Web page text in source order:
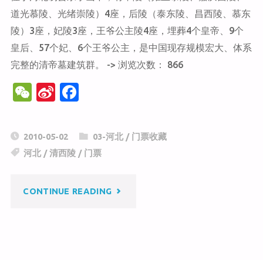
道光慕陵、光绪崇陵）4座，后陵（泰东陵、昌西陵、慕东
陵）3座，妃陵3座，王爷公主陵4座，埋葬4个皇帝、9个
皇后、57个妃、6个王爷公主，是中国现存规模宏大、体系
完整的清帝墓建筑群。 -> 浏览次数： 866
W
C
h
Si
a
W
b
c
e
o
2010-05-02 03-河北/ 门票收藏
河北 /清西陵 / 门票
CONTINUE READING"清